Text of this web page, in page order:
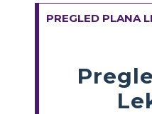
PREGLED PLANA